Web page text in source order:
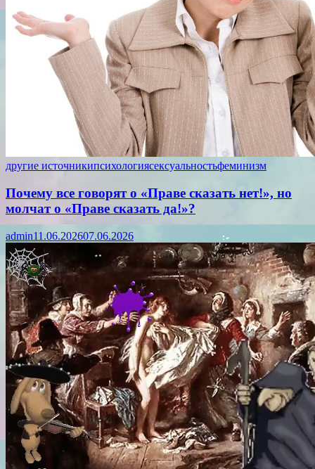
другие источникипсихологиясексуальностьфеминизм
Почему все говорят о «Праве сказать нет!», но
молчат о «Праве сказать да!»?
admin11.06.202607.06.2026